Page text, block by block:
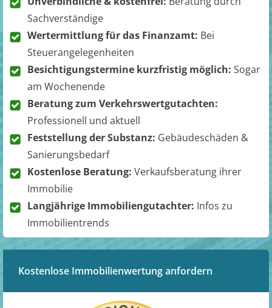
Sachverständige
Wertermittlung für das Finanzamt: Bei
Steuerangelegenheiten
Besichtigungstermine kurzfristig möglich: Sogar
am Wochenende
Beratung zum Verkehrswertgutachten:
Professionell und aktuell
Feststellung der Substanz: Gebäudeschäden &
Sanierungsbedarf
Kostenlose Beratung: Verkaufsberatung ihrer
Immobilie
Langjährige Immobiliengutachter: Infos zu
Immobilientrends
Kostenlose Immobilienwertung anfordern